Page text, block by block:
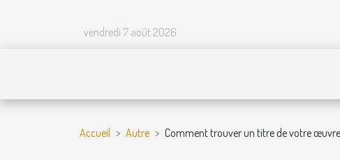
vendredi 7 août 2026
Accueil Autre Comment trouver un titre de votre œuvre